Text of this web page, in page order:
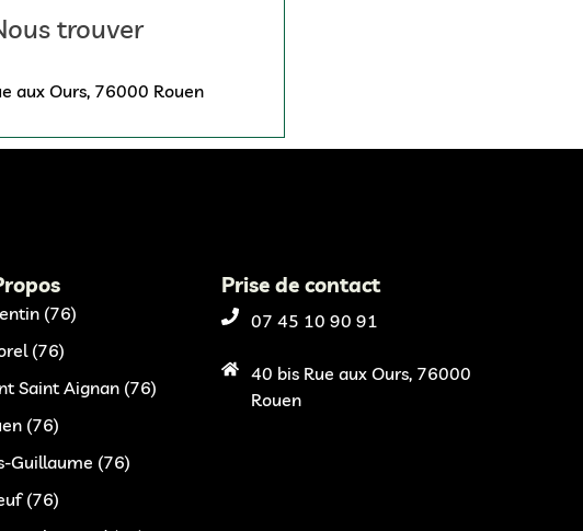
trouver
aux Ours, 76000 Rouen
(76)
(76)
Saint Aignan (76)
(76)
Guillaume (76)
(76)
Prise de contact
07 45 10 90 91
40 bis Rue aux Ours, 76000
Rouen